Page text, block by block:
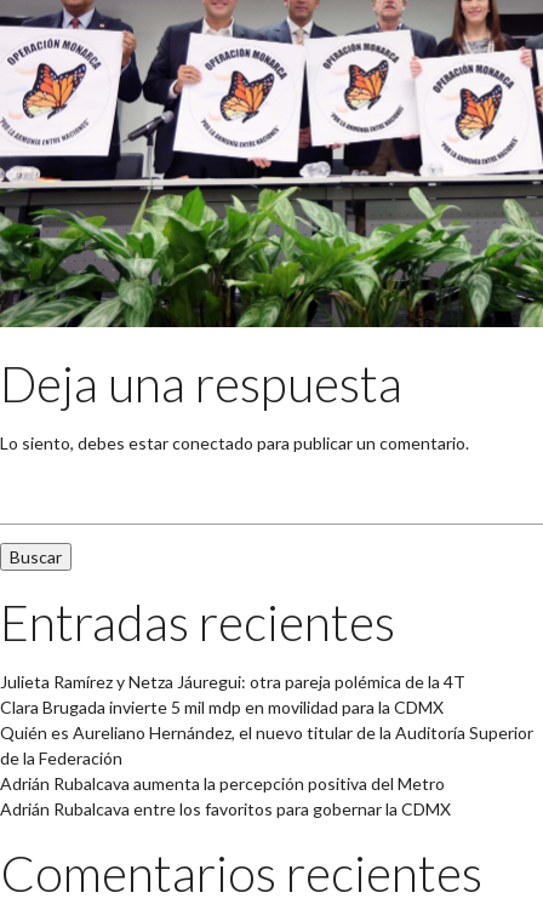
Deja una respuesta
Lo siento, debes estarconectado para publicar un comentario.
Entradas recientes
Julieta Ramírez y Netza Jáuregui: otra pareja polémica de la 4T
Clara Brugada invierte 5 mil mdp en movilidad para la CDMX
Quién es Aureliano Hernández, el nuevo titular de la Auditoría Superior
de la Federación
Adrián Rubalcava aumenta la percepción positiva del Metro
Adrián Rubalcava entre los favoritos para gobernar la CDMX
Comentarios recientes